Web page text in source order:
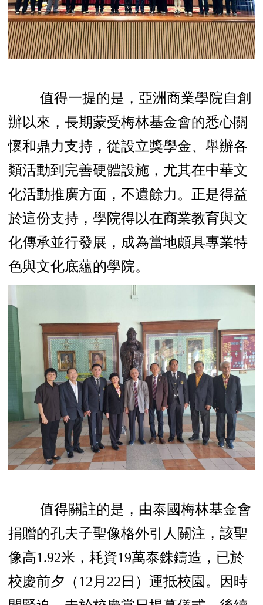
值得一提的是，亞洲商業學院自創
辦以來，長期蒙受梅林基金會的悉心關
懷和鼎力支持，從設立獎學金、舉辦各
類活動到完善硬體設施，尤其在中華文
化活動推廣方面，不遺餘力。正是得益
於這份支持，學院得以在商業教育與文
化傳承並行發展，成為當地頗具專業特
色與文化底蘊的學院。
值得關註的是，由泰國梅林基金會
捐贈的孔夫子聖像格外引人關注，該聖
像高1.92米，耗資19萬泰銖鑄造，已於
校慶前夕（12月22日）運抵校園。因時